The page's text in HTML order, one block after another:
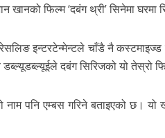
फिल्म ‘दबंग थ्री’ सिनेमा
इन्टरटेन्मेन्टले चाँडै नै कस्टमाइज्ड
दबंग सिरिजको यो तेस्रो
पनि एम्बस गरिने बताइएको छ।यो